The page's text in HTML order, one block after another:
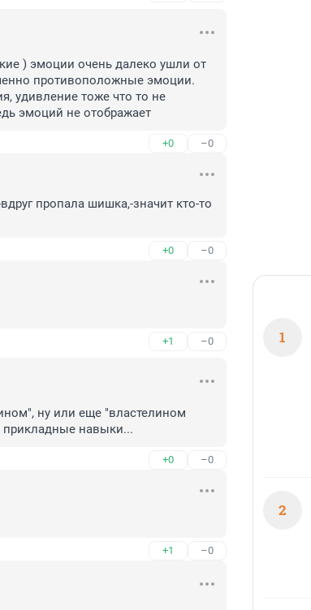
) эмоции очень далеко ушли от
противоположные эмоции.
удивление тоже что то не
эмоций не отображает
+0 –0
пропала шишка,-значит кто-то
+0 –0
+1 –0
ну или еще "властелином
прикладные навыки...
+0 –0
+1 –0
1
2